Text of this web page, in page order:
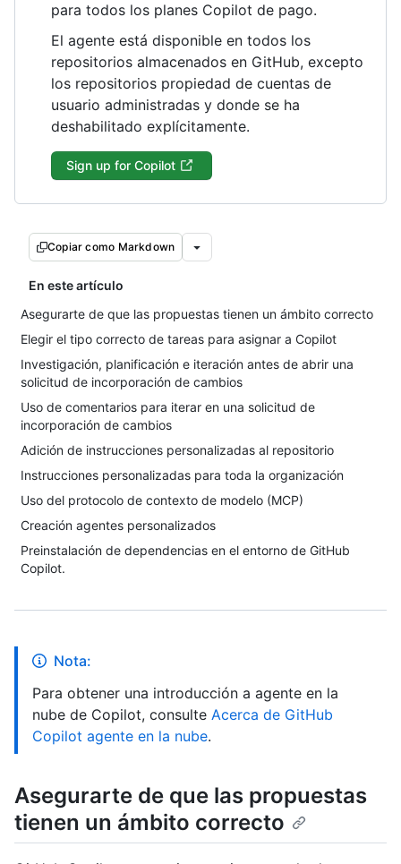
para todos los planes Copilot de pago.
El agente está disponible en todos los
repositorios almacenados en GitHub, excepto
los repositorios propiedad de cuentas de
usuario administradas y donde se ha
deshabilitado explícitamente.
Sign up for Copilot
Copiar como Markdown
En este artículo
Asegurarte de que las propuestas tienen un ámbito correcto
Elegir el tipo correcto de tareas para asignar a Copilot
Investigación, planificación e iteración antes de abrir una
solicitud de incorporación de cambios
Uso de comentarios para iterar en una solicitud de
incorporación de cambios
Adición de instrucciones personalizadas al repositorio
Instrucciones personalizadas para toda la organización
Uso del protocolo de contexto de modelo (MCP)
Creación agentes personalizados
Preinstalación de dependencias en el entorno de GitHub
Copilot.
Nota:
Para obtener una introducción a agente en la
nube de Copilot, consulte Acerca de GitHub
Copilot agente en la nube.
Asegurarte de que las propuestas
tienen un ámbito correcto